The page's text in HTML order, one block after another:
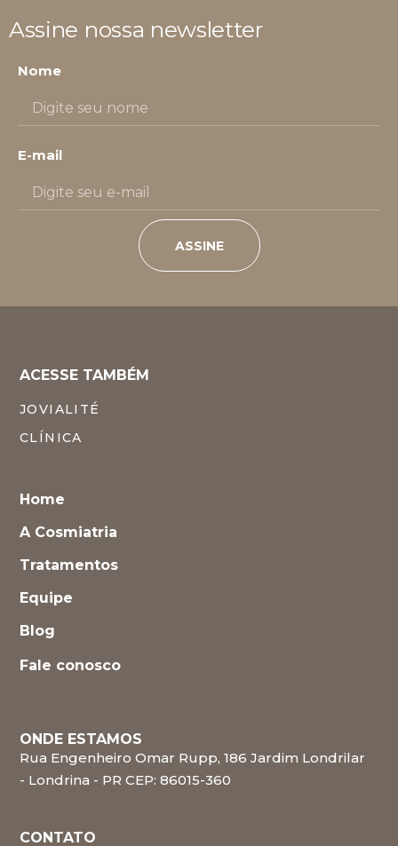
Assine nossa newsletter
Nome
E-mail
ASSINE
ACESSE TAMBÉM
JOVIALITÉ
CLÍNICA
Home
A Cosmiatria
Tratamentos
Equipe
Blog
Fale conosco
ONDE ESTAMOS
Rua Engenheiro Omar Rupp, 186 Jardim Londrilar
- Londrina - PR CEP: 86015-360
CONTATO